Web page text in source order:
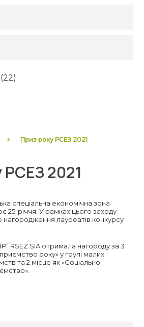
(22)
Приз року РСЕЗ 2021
РСЕЗ 2021
спеціальна економічна зона
25-річчя. У рамках цього заходу
нагородження лауреатів конкурсу
RSEZ SIA отримала нагороду за 3
року» у групі малих
та 2 місце як «Соціально